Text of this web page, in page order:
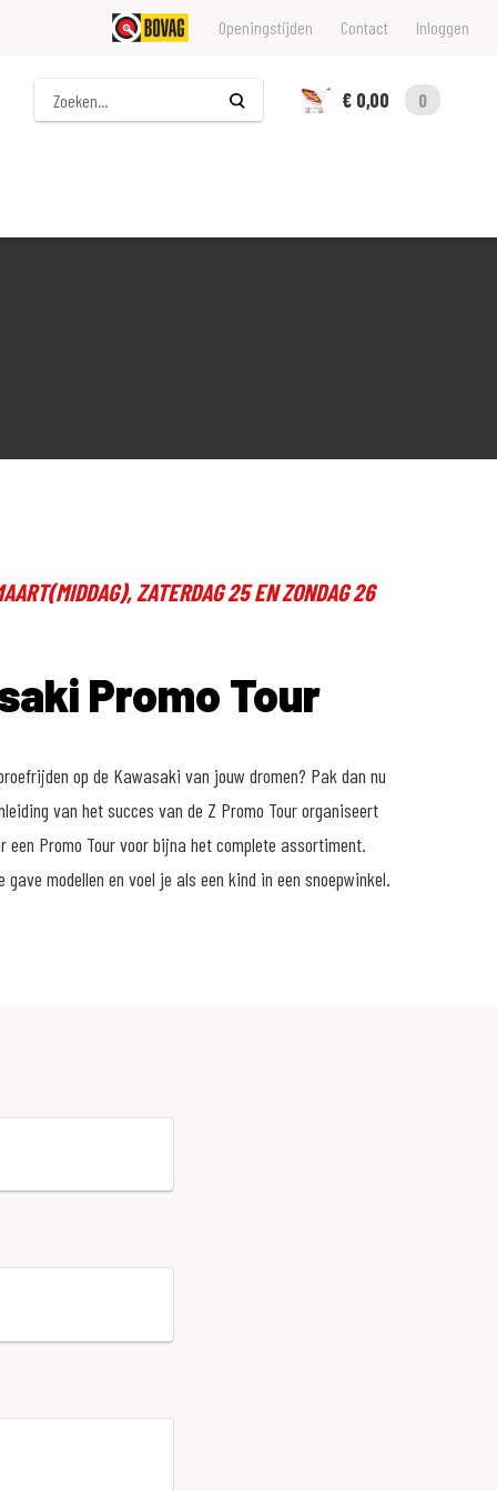
Openingstijden Contact Inloggen
Zoeken
€ 0,00
0
ZATERDAG 25 EN ZONDAG 26
Promo Tour
op de Kawasaki van jouw dromen? Pak dan nu
van het succes van de Z Promo Tour organiseert
Promo Tour voor bijna het complete assortiment.
gave modellen en voel je als een kind in een snoepwinkel.